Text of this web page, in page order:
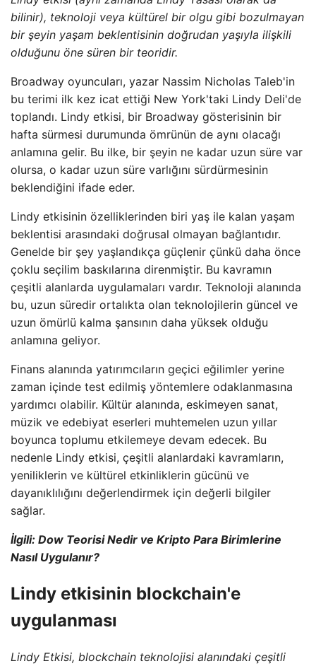
bilinir), teknoloji veya kültürel bir olgu gibi bozulmayan
bir şeyin yaşam beklentisinin doğrudan yaşıyla ilişkili
olduğunu öne süren bir teoridir.
Broadway oyuncuları, yazar Nassim Nicholas Taleb'in
bu terimi ilk kez icat ettiği New York'taki Lindy Deli'de
toplandı. Lindy etkisi, bir Broadway gösterisinin bir
hafta sürmesi durumunda ömrünün de aynı olacağı
anlamına gelir. Bu ilke, bir şeyin ne kadar uzun süre var
olursa, o kadar uzun süre varlığını sürdürmesinin
beklendiğini ifade eder.
Lindy etkisinin özelliklerinden biri yaş ile kalan yaşam
beklentisi arasındaki doğrusal olmayan bağlantıdır.
Genelde bir şey yaşlandıkça güçlenir çünkü daha önce
çoklu seçilim baskılarına direnmiştir. Bu kavramın
çeşitli alanlarda uygulamaları vardır. Teknoloji alanında
bu, uzun süredir ortalıkta olan teknolojilerin güncel ve
uzun ömürlü kalma şansının daha yüksek olduğu
anlamına geliyor.
Finans alanında yatırımcıların geçici eğilimler yerine
zaman içinde test edilmiş yöntemlere odaklanmasına
yardımcı olabilir. Kültür alanında, eskimeyen sanat,
müzik ve edebiyat eserleri muhtemelen uzun yıllar
boyunca toplumu etkilemeye devam edecek. Bu
nedenle Lindy etkisi, çeşitli alanlardaki kavramların,
yeniliklerin ve kültürel etkinliklerin gücünü ve
dayanıklılığını değerlendirmek için değerli bilgiler
sağlar.
İlgili: Dow Teorisi Nedir ve Kripto Para Birimlerine
Nasıl Uygulanır?
Lindy etkisinin blockchain'e
uygulanması
Lindy Etkisi, blockchain teknolojisi alanındaki çeşitli